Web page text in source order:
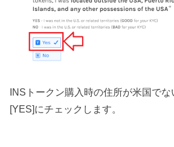
INSトークン購入時の住所が米国でな
[YES]にチェックします。